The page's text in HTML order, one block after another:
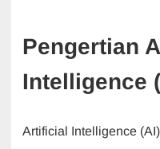
Pengertian
Intelligence
Artificial Intelligence